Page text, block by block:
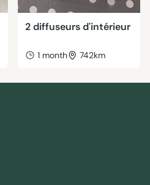
2 diffuseurs d'intérieur
1 month 742km